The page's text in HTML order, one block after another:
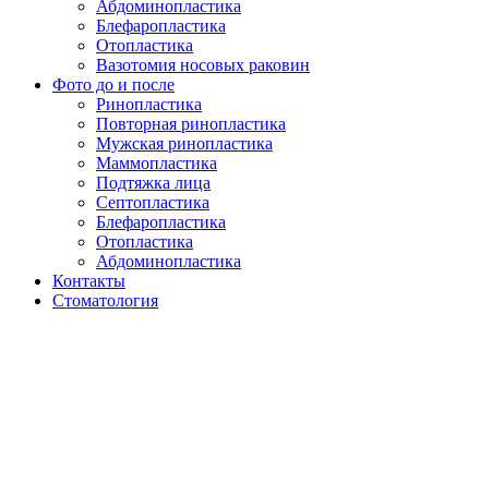
Абдоминопластика
Блефаропластика
Отопластика
Вазотомия носовых раковин
Фото до и после
Ринопластика
Повторная ринопластика
Мужская ринопластика
Маммопластика
Подтяжка лица
Септопластика
Блефаропластика
Отопластика
Абдоминопластика
Контакты
Стоматология